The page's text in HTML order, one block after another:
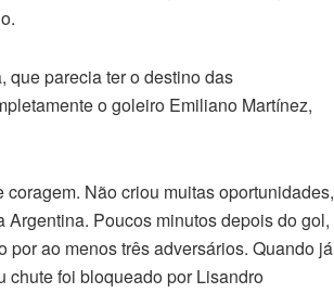
que parecia ter o destino das
o goleiro Emiliano Martínez,
Não criou muitas oportunidades,
Poucos minutos depois do gol,
ao menos três adversários. Quando já
chute foi bloqueado por Lisandro